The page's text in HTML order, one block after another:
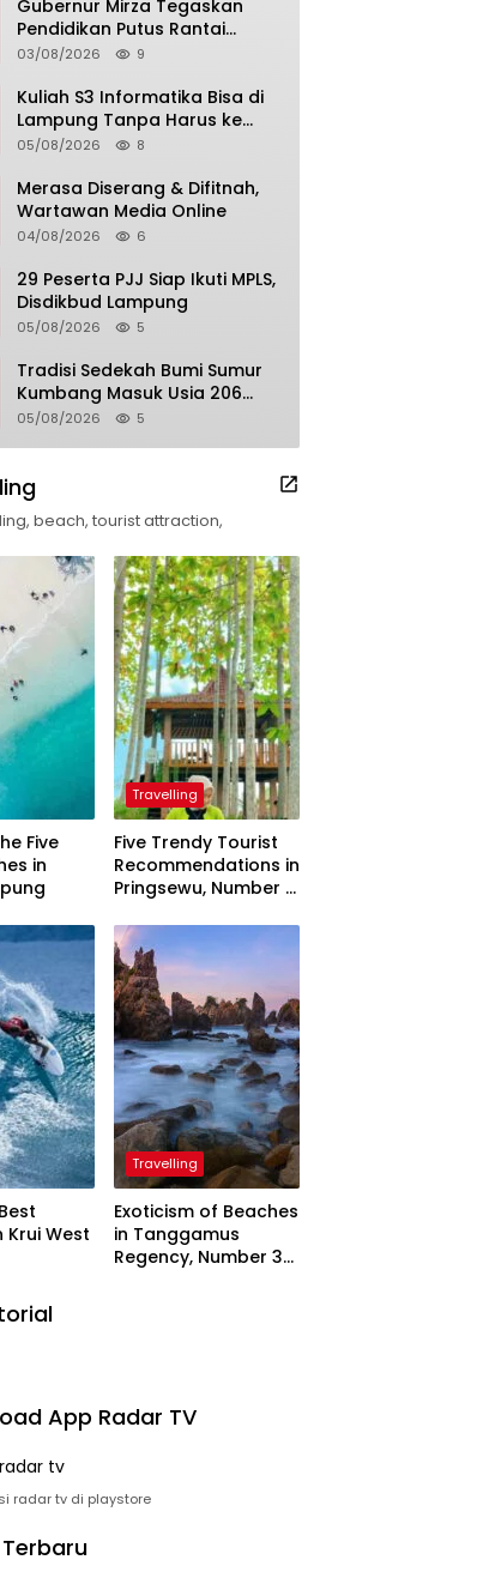
Gubernur Mirza Tegaskan
Pendidikan Putus Rantai
Kemiskinan
03/08/2026 9
Kuliah S3 Informatika Bisa di
Lampung Tanpa Harus ke
Luar Daerah
05/08/2026 8
Merasa Diserang & Difitnah,
Wartawan Media Online
04/08/2026 6
29 Peserta PJJ Siap Ikuti MPLS,
Disdikbud Lampung
05/08/2026 5
Tradisi Sedekah Bumi Sumur
Kumbang Masuk Usia 206
Tahun
05/08/2026 5
beach, tourist attraction,
Five
in
Travelling
Five Trendy Tourist
Recommendations in
Pringsewu, Number 3
President
Krui West
Travelling
Exoticism of Beaches
in Tanggamus
Regency, Number 3
App Radar TV
radar tv di playstore